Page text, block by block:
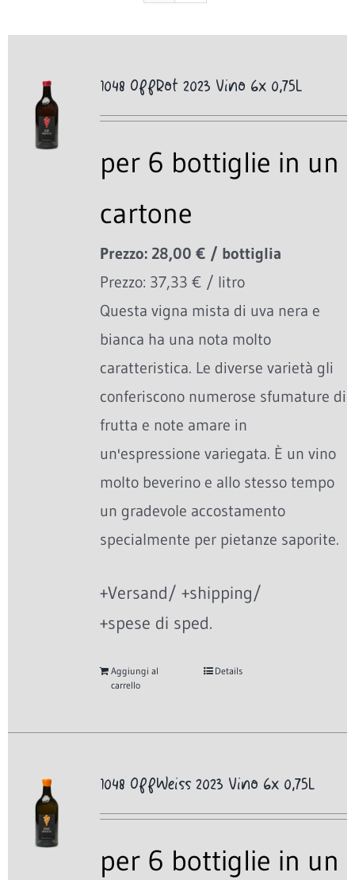
1048 OffRot 2023 Vino 6x 0,75L
per 6 bottiglie in un
cartone
Prezzo: 28,00 € / bottiglia
Prezzo: 37,33 € / litro
Questa vigna mista di uva nera e
bianca ha una nota molto
caratteristica. Le diverse varietà gli
conferiscono numerose sfumature di
frutta e note amare in
un'espressione variegata. È un vino
molto beverino e allo stesso tempo
un gradevole accostamento
specialmente per pietanze saporite.
+Versand/ +shipping/
+spese di sped.
Aggiungi al
carrello
Details
1048 OffWeiss 2023 Vino 6x 0,75L
per 6 bottiglie in un